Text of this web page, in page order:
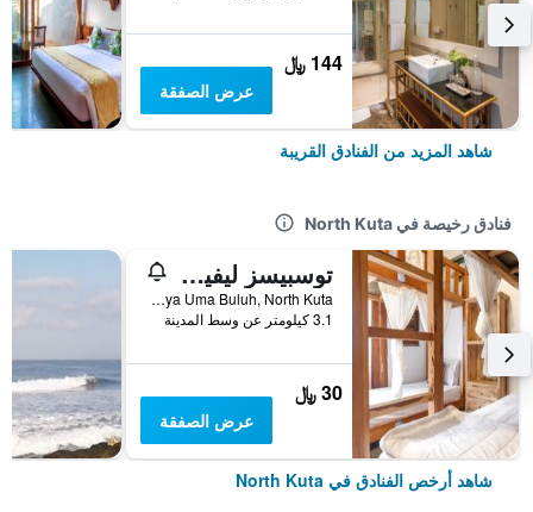
144 ﷼
عرض الصفقة
شاهد المزيد من الفنادق القريبة
فنادق رخيصة في North Kuta
توسبيسز ليفينج آت ويف آند تشيل هاوس
Jl Raya Uma Buluh, North Kuta, إندونيسيا
3.1 كيلومتر عن وسط المدينة
30 ﷼
عرض الصفقة
شاهد أرخص الفنادق في North Kuta